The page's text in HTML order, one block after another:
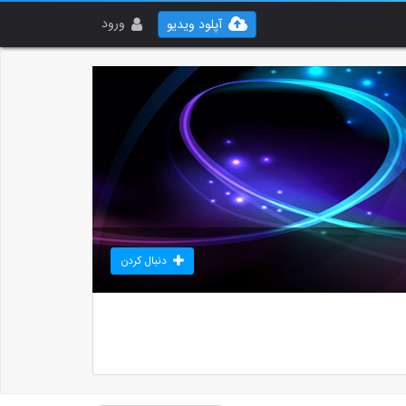
ورود آپلود ویدیو
دنبال کردن